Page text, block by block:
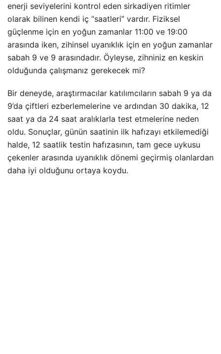
enerji seviyelerini kontrol eden sirkadiyen ritimler
olarak bilinen kendi iç “saatleri” vardır. Fiziksel
güçlenme için en yoğun zamanlar 11:00 ve 19:00
arasında iken, zihinsel uyanıklık için en yoğun zamanlar
sabah 9 ve 9 arasındadır. Öyleyse, zihniniz en keskin
olduğunda çalışmanız gerekecek mi?
Bir deneyde, araştırmacılar katılımcıların sabah 9 ya da
9’da çiftleri ezberlemelerine ve ardından 30 dakika, 12
saat ya da 24 saat aralıklarla test etmelerine neden
oldu. Sonuçlar, günün saatinin ilk hafızayı etkilemediği
halde, 12 saatlik testin hafızasının, tam gece uykusu
çekenler arasında uyanıklık dönemi geçirmiş olanlardan
daha iyi olduğunu ortaya koydu.